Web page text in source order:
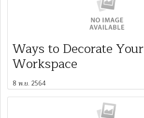
Ways to Decorate Your
Workspace
8 พ.ย. 2564